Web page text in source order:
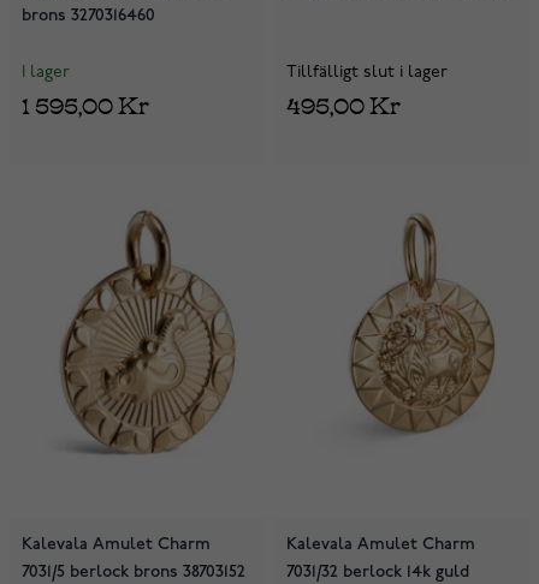
brons 3270316460
I lager
1 595,00 Kr
Tillfälligt slut i lager
495,00 Kr
Kalevala Amulet Charm
7031/5 berlock brons 38703152
Kalevala Amulet Charm
7031/32 berlock 14k guld